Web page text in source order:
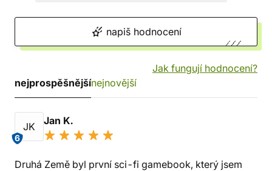
napiš hodnocení
Jak fungují hodnocení?
nejprospěšnějšínejnovější
JK
6
Jan K.
Druhá Země byl první sci-fi gamebook, který jsem